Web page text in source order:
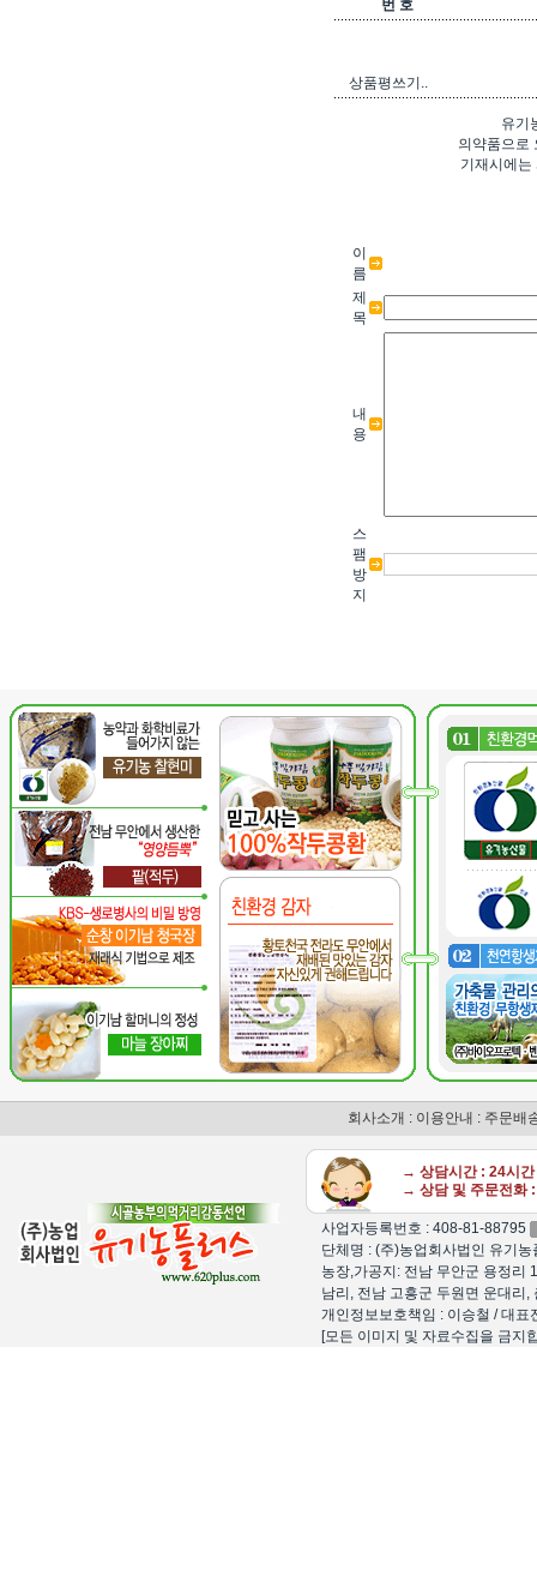
번 호
상품평쓰기..
유기
의약품으로
기재시에는
이
름
제
목
내
용
스
팸
방
지
회사소개 : 이용안내 : 주문배
→ 상담시간 : 24시간
→ 상담 및 주문전화
사업자등록번호 : 408-81-88795
단체명 : (주)농업회사법인 유기
농장,가공지: 전남 무안군 용정리
남리, 전남 고흥군 두원면 운대리
개인정보보호책임 : 이승철 / 대
[모든 이미지 및 자료수집을 금지